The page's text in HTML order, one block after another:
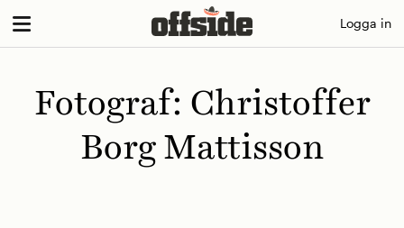
Skip
Logga in
Fotograf: Christoffer
Borg Mattisson